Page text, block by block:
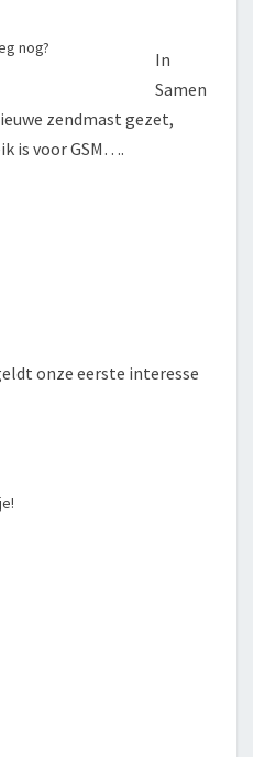
nog?
In
Samen
zendmast gezet,
is voor GSM….
onze eerste interesse